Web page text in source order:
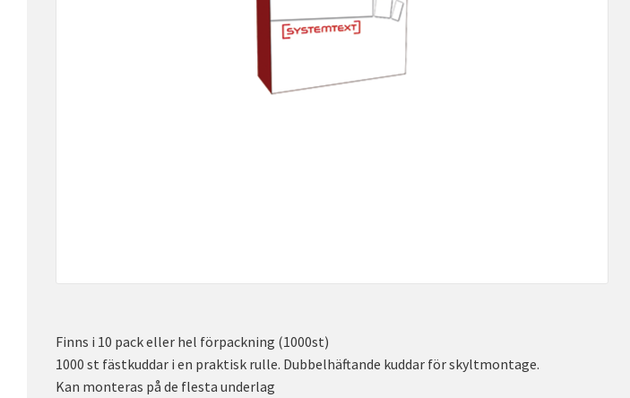
Finns i 10 pack eller hel förpackning (1000st)
1000 st fästkuddar i en praktisk rulle. Dubbelhäftande kuddar för skyltmontage.
Kan monteras på de flesta underlag